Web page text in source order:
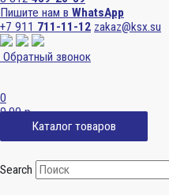
Пишите нам в WhatsApp
+7 911 711-11-12 zakaz@ksx.su
Обратный звонок
0
0,00р.
Каталог товаров
Search